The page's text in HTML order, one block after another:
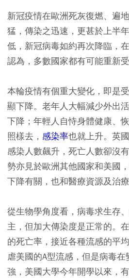
新冠疫情在歐洲死灰復燃、遍
猛，傳染之迅速，更甚於上半
低，新冠病毒如約再次降臨，
認為，多數國家都有可能重新受
本輪疫情有個重大變化，即是
顯下降。老年人大幅減少外出
下降；年輕人自恃身體健康、
照樣去， 感染率也就上升。英
感染人數飆升，死亡人數卻沒
勢亦見於歐洲其他國家和美國
下降有關，也和醫療資源及治
從生物學角度看，病毒求生存
主，但加大傳染度是正常的。
的死亡率，接近各種流感的平
虐美國的A型流感，但是病毒
強，美國大學今年開學以來，